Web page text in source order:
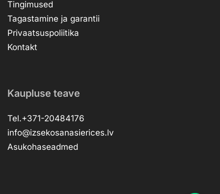
Tingimused
Tagastamine ja garantii
Privaatsuspoliitika
Kontakt
Kaupluse teave
Tel.+371-20484176
info@izsekosanasierices.lv
Asukohaseadmed